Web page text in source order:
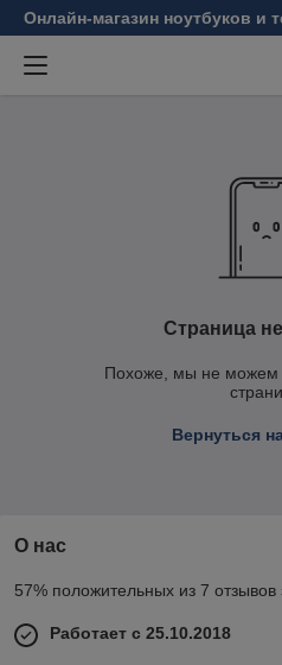
Онлайн-магазин ноутбуков и
Страница
Похоже, мы не можем
Вернуться
О нас
57% положительных из 7 отзывов
Работает с 25.10.2018